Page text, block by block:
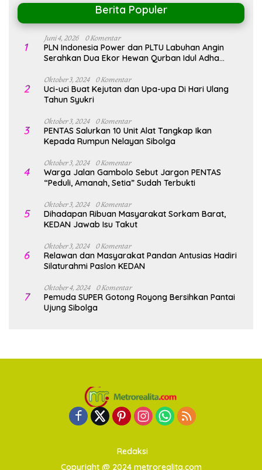
Berita Populer
1
Juni 4, 2026 0 Komentar
PLN Indonesia Power dan PLTU Labuhan Angin
Serahkan Dua Ekor Hewan Qurban Idul Adha
2
Oktober 3, 2024 0 Komentar
Uci-uci Buat Kejutan dan Upa-upa Di Hari Ulang
Tahun Syukri
3
Oktober 3, 2024 0 Komentar
PENTAS Salurkan 10 Unit Alat Tangkap Ikan
Kepada Rumpun Nelayan Sibolga
4
Oktober 3, 2024 0 Komentar
Warga Jalan Gambolo Sebut Jargon PENTAS
“Peduli, Amanah, Setia” Sudah Terbukti
5
Oktober 3, 2024 0 Komentar
Dihadapan Ribuan Masyarakat Sorkam Barat,
KEDAN Jawab Isu Takut
6
Oktober 3, 2024 0 Komentar
Relawan dan Masyarakat Pandan Antusias Hadiri
Silaturahmi Paslon KEDAN
7
Oktober 4, 2024 0 Komentar
Pemuda SUPER Gotong Royong Bersihkan Pantai
Ujung Sibolga
Redaksi
Copyright @ 2024 metrorealita.com